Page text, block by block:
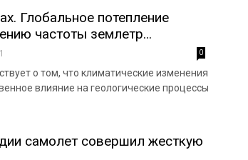
Глобальное потепление
частоты землетр...
0
о том, что климатические изменения
влияние на геологические процессы
самолет совершил жесткую